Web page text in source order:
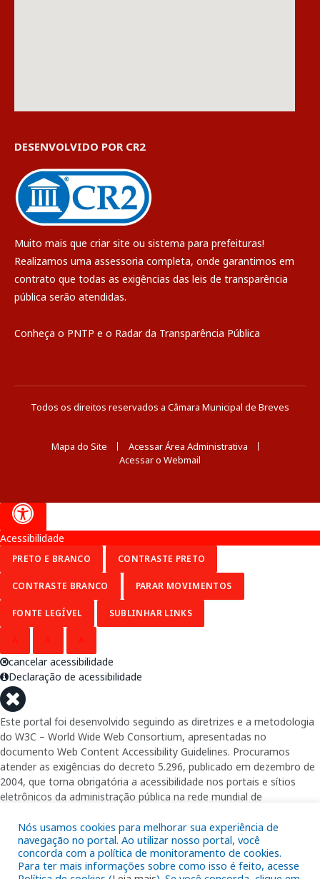
DESENVOLVIDO POR CR2
Muito mais que criar site ou sistema para prefeituras!
Realizamos uma assessoria completa, onde garantimos em
contrato que todas as exigências das leis de transparência
pública serão atendidas.
Conheça o PNTP e o Radar da Transparência Pública
Todos os direitos reservados a Câmara Municipal de Breves
Mapa do Site
Acessar Área Administrativa
Acessar o Webmail
Nós usamos cookies para melhorar sua experiência de
navegação no portal. Ao utilizar nosso portal, você
concorda com a política de monitoramento de cookies.
Para ter mais informações sobre como isso é feito, acesse
Acessibilidade
PRETO E BRANCO CONTRASTE PRETO
CONTRASTE BRANCO PARAR MOVIMENTOS
FONTE LEGÍVEL SUBLINHAR LINKS
cancelar acessibilidade
Declaração de acessibilidade
Este portal foi desenvolvido seguindo as diretrizes e a metodologia
do W3C – World Wide Web Consortium, apresentadas no
documento Web Content Accessibility Guidelines. Procuramos
atender as exigências do decreto 5.296, publicado em dezembro de
2004, que torna obrigatória a acessibilidade nos portais e sítios
eletrônicos da administração pública na rede mundial de
garantindo-lhes o pleno acesso aos conteúdos disponíveis.
Além de validações automáticas, foram realizados testes em
diversos navegadores e através do utilitário de acesso a Internet do